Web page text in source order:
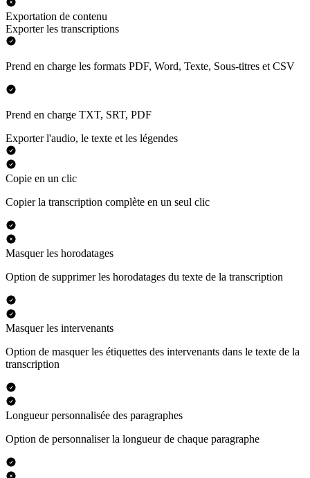
Exportation de contenu
Exporter les transcriptions
Prend en charge les formats PDF, Word, Texte, Sous-titres et CSV
Prend en charge TXT, SRT, PDF
Exporter l'audio, le texte et les légendes
Copie en un clic
Copier la transcription complète en un seul clic
Masquer les horodatages
Option de supprimer les horodatages du texte de la transcription
Masquer les intervenants
Option de masquer les étiquettes des intervenants dans le texte de la
transcription
Longueur personnalisée des paragraphes
Option de personnaliser la longueur de chaque paragraphe